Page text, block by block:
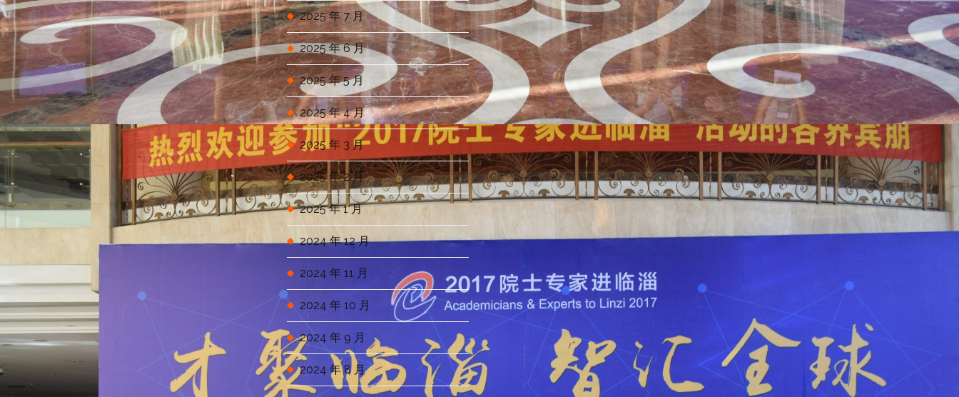
2025 年 7 月
2025 年 6 月
2025 年 5 月
2025 年 4 月
2025 年 3 月
2025 年 2 月
2025 年 1 月
2024 年 12 月
2024 年 11 月
2024 年 10 月
2024 年 9 月
2024 年 8 月